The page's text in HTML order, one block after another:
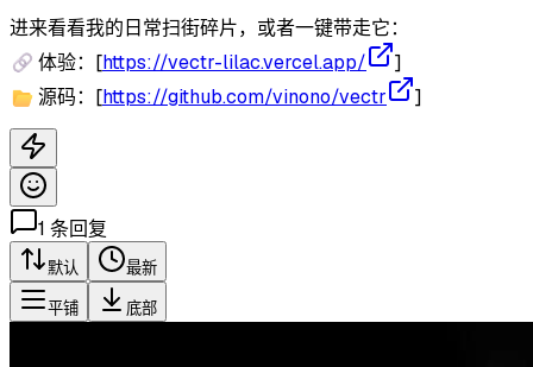
进来看看我的日常扫街碎片，或者一键带走它：
🔗 体验：[https://vectr-lilac.vercel.app/
]
📂 源码：[https://github.com/vinono/vectr ]
1 条回复
默认 最新
平铺 底部